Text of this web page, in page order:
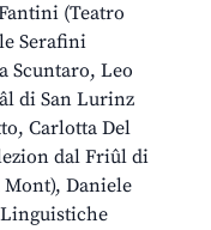
(Teatro
Serafini
Scuntaro, Leo
di San Lurinz
Carlotta Del
dal Friûl di
Daniele
Linguistiche